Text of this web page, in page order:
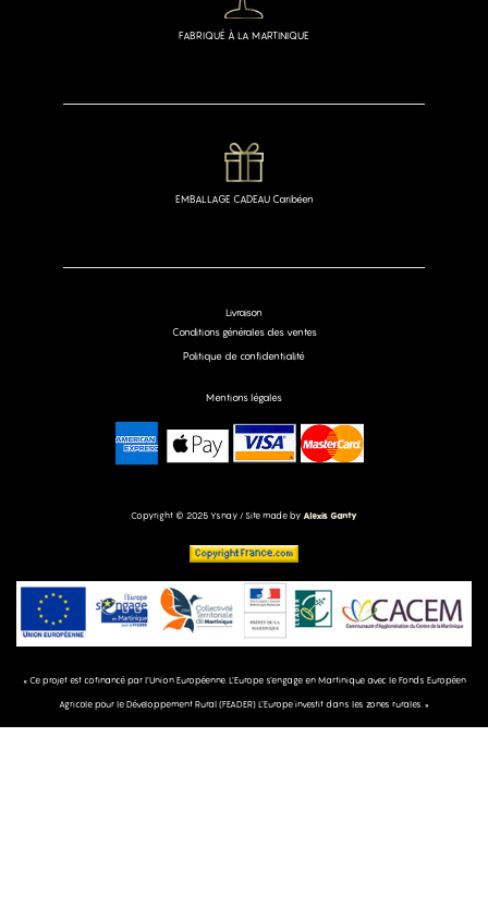
EMBALLAGE CADEAU Caribéen
FABRIQUÉ À LA MARTINIQUE
Copyright © 2025 Ysnay / Site made by Alexis Ganty
Mentions légales
Politique de confidentialité
Conditions générales des ventes
Livraison
« Ce projet est cofinancé par l’Union Européenne. L’Europe s’engage en Martinique avec le Fonds Européen
Agricole pour le Développement Rural (FEADER) L’Europe investit dans les zones rurales. »